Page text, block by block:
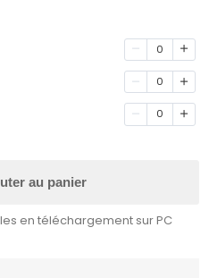
0
0
0
au panier
en téléchargement sur PC